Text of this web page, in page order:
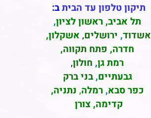
תיקון טלפון עד הביתב:
תל אביב, ראשון לציון,
אשדוד, ירושלים, אשקלון,
חדרה, פתח תקווה,
רמת גן, חולון,
גבעתיים,בני ברק
כפר סבא,רמלה, נתניה,
קדימה, צורן